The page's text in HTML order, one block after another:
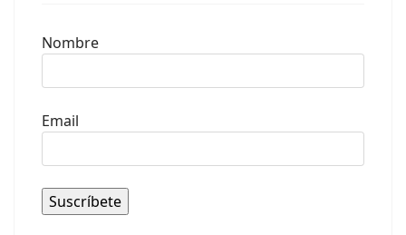
Nombre
Email